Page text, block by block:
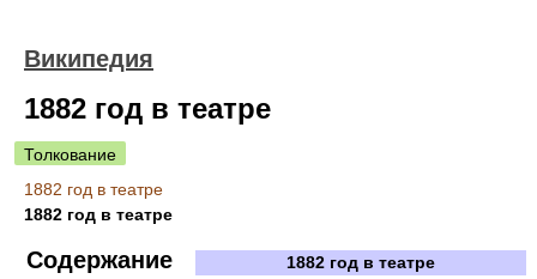
Википедия
1882 год в театре
Толкование
1882 год в театре
1882 год в театре
1882 год в театре
Содержание